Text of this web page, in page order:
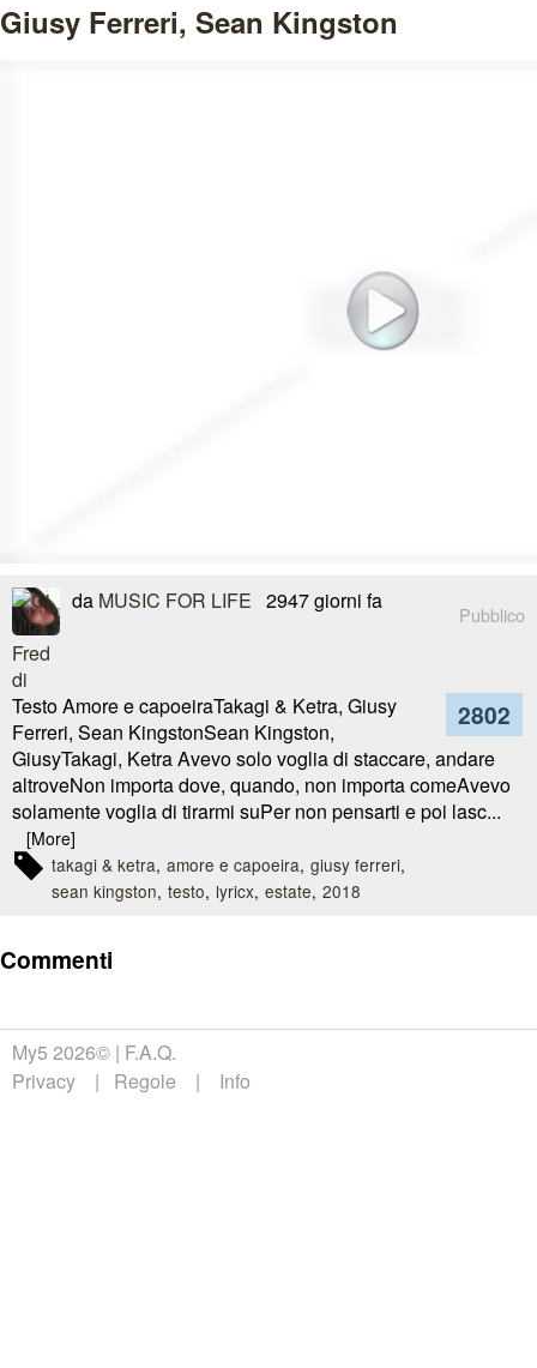
Giusy Ferreri, Sean Kingston
da MUSIC FOR LIFE 2947 giorni fa
Pubblico
2802
Testo Amore e capoeiraTakagi & Ketra, Giusy
Ferreri, Sean KingstonSean Kingston,
GiusyTakagi, Ketra Avevo solo voglia di staccare, andare
altroveNon importa dove, quando, non importa comeAvevo
solamente voglia di tirarmi suPer non pensarti e poi lasc...
[More]
takagi & ketra amore e capoeira giusy ferreri
sean kingston testo lyricx estate 2018
Commenti
My5 2026© F.A.Q.
Privacy
Regole Info